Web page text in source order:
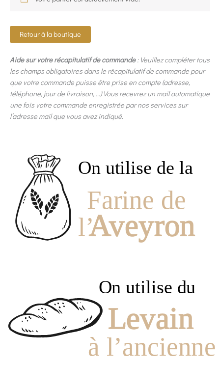
Retour à la boutique
Aide sur votre récapitulatif de commande: Veuillez compléter tous
les champs obligatoires dans le récapitulatif de commande pour
que votre commande puisse être prise en compte (adresse,
téléphone, jour de livraison, …) Vous recevrez un mail automatique
une fois votre commande enregistrée par nos services sur
l’adresse mail que vous avez indiqué.